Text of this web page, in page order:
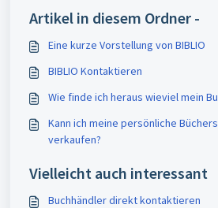
Artikel in diesem Ordner -
Eine kurze Vorstellung von BIBLIO
BIBLIO Kontaktieren
Wie finde ich heraus wieviel mein
Kann ich meine persönliche
verkaufen?
Vielleicht auch interessant
Buchhändler direkt kontaktieren